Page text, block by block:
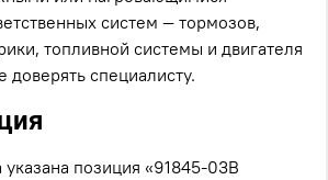
систем — тормозов,
топливной системы и двигателя
доверять специалисту.
указана позиция «91845-03B